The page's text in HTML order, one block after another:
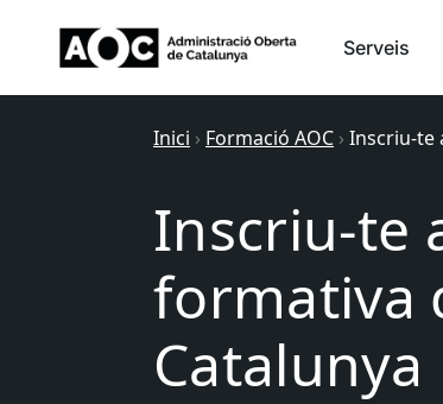
Serveis
Inici › Formació AOC › Inscriu-te
Inscriu-te
formativa
Catalunya